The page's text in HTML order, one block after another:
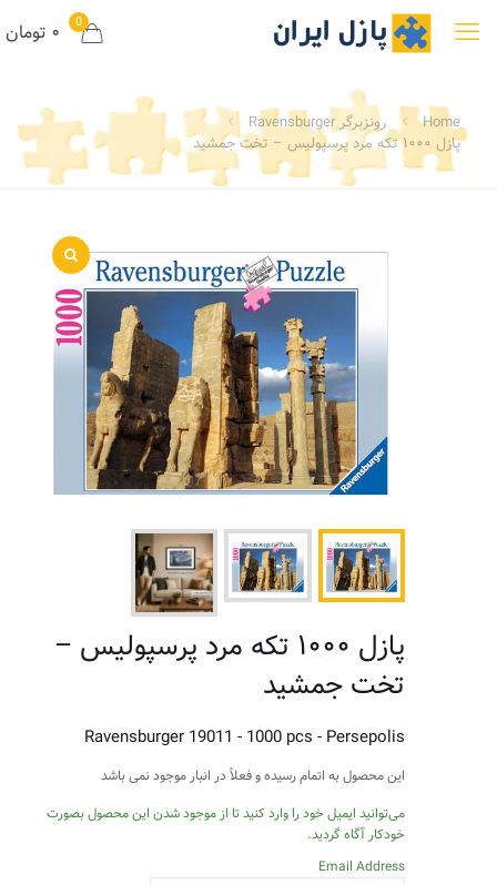
0 ۰ تومان
Home
رونزبرگر Ravensburger
پازل ۱۰۰۰ تکه مرد پرسپولیس – تخت جمشید
پازل ۱۰۰۰ تکه مرد پرسپولیس –
تخت جمشید
Ravensburger 19011 - 1000 pcs - Persepolis
این محصول به اتمام رسیده و فعلاً در انبار موجود نمی باشد
می‌توانید ایمیل خود را وارد کنید تا از موجود شدن این محصول بصورت
خودکار آگاه گردید.
Email Address